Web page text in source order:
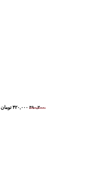
۴۹۰,۳۰۰ ۴۲۰,۰۰۰ تومان